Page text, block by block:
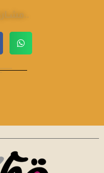
مشـاركــة الـمـقــال..